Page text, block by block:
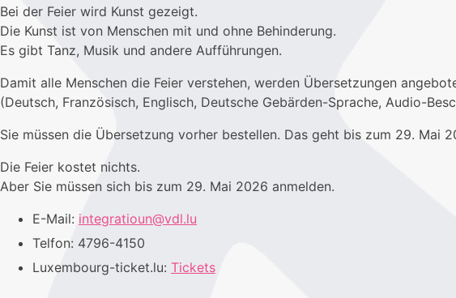
Bei der Feier wird Kunst gezeigt.
Die Kunst ist von Menschen mit und ohne Behinderung.
Es gibt Tanz, Musik und andere Aufführungen.
Damit alle Menschen die Feier verstehen, werden Übersetzungen
(Deutsch, Französisch, Englisch, Deutsche Gebärden-Sprache, Audio-
Sie müssen die Übersetzung vorher bestellen. Das geht bis zum 29. Mai
Die Feier kostet nichts.
Aber Sie müssen sich bis zum 29. Mai 2026 anmelden.
E-Mail: integratioun@vdl.lu
Telfon: 4796-4150
Luxembourg-ticket.lu: Tickets